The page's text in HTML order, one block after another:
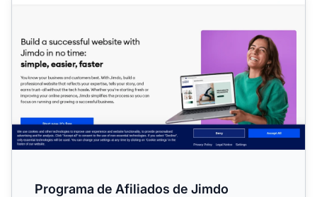
Programa de Afiliados de Jimdo